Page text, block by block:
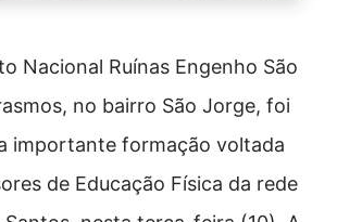
Nacional Ruínas Engenho São
no bairro São Jorge, foi
importante formação voltada
de Educação Física da rede